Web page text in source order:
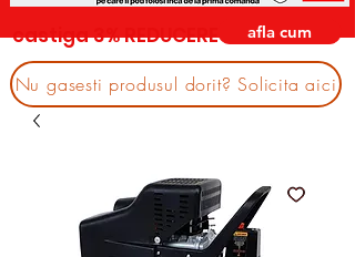
castiga 3% REDUCERE afla cum
Nu gasesti produsul dorit? Solicita aici